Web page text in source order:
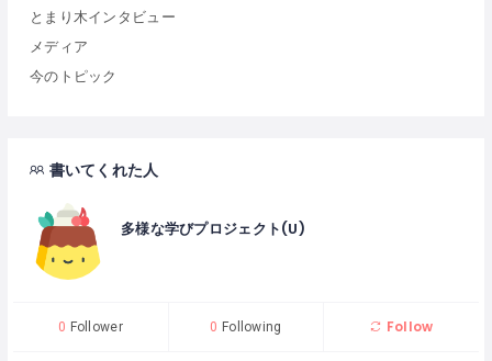
とまり木インタビュー
メディア
今のトピック
書いてくれた人
多様な学びプロジェクト(U)
0 Follower 0 Following Follow